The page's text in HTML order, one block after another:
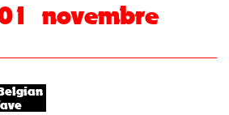
novembre